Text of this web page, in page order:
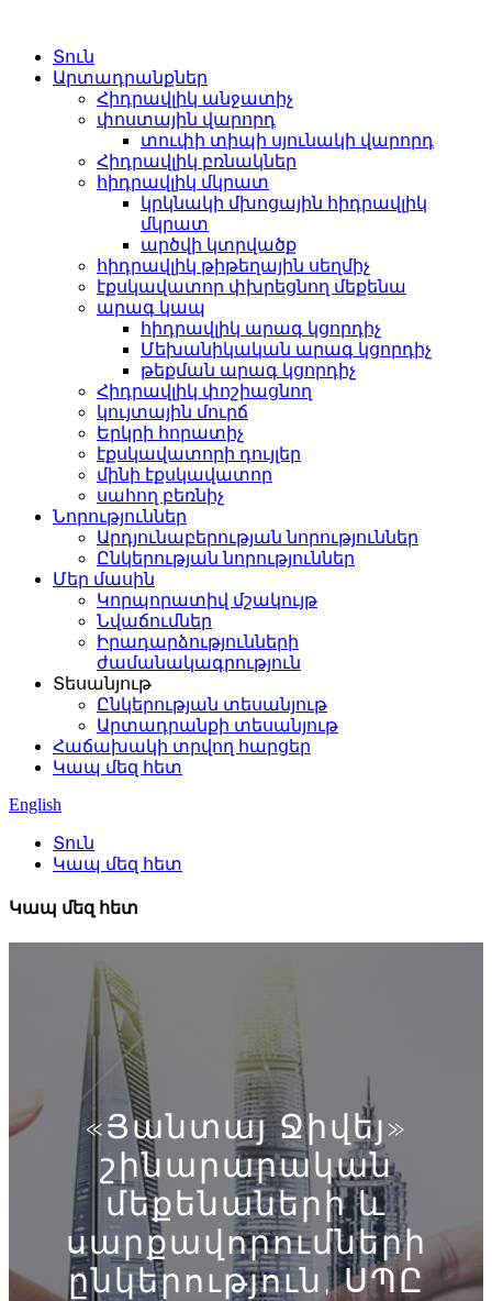
Տուն
Արտադրանքներ
Հիդրավլիկ անջատիչ
փոստային վարորդ
տուփի տիպի սյունակի վարորդ
Հիդրավլիկ բռնակներ
հիդրավլիկ մկրատ
կրկնակի մխոցային հիդրավլիկ
մկրատ
արծվի կտրվածք
հիդրավլիկ թիթեղային սեղմիչ
էքսկավատոր փխրեցնող մեքենա
արագ կապ
հիդրավլիկ արագ կցորդիչ
Մեխանիկական արագ կցորդիչ
թեքման արագ կցորդիչ
Հիդրավլիկ փոշիացնող
կույտային մուրճ
Երկրի հորատիչ
էքսկավատորի դույլեր
մինի էքսկավատոր
սահող բեռնիչ
Նորություններ
Արդյունաբերության նորություններ
Ընկերության նորություններ
Մեր մասին
Կորպորատիվ մշակույթ
Նվաճումներ
Իրադարձությունների
ժամանակագրություն
Տեսանյութ
Ընկերության տեսանյութ
Արտադրանքի տեսանյութ
Հաճախակի տրվող հարցեր
Կապ մեզ հետ
English
Տուն
Կապ մեզ հետ
Կապ մեզ հետ
«Յանտայ Ջիվեյ»
շինարարական
մեքենաների և
սարքավորումների
ընկերություն, ՍՊԸ